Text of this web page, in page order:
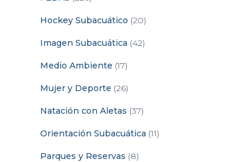
Hockey Subacuático (20)
Imagen Subacuática (42)
Medio Ambiente (17)
Mujer y Deporte (26)
Natación con Aletas (37)
Orientación Subacuática (11)
Parques y Reservas (8)